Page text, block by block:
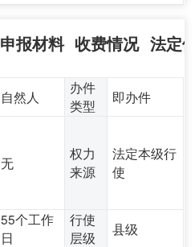
申报材料 收费情况 法定
自然人
办件
类型
即办件
无
权力
来源
法定本级行
使
55个工作
日
行使
层级
县级